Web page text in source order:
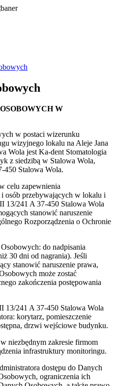
W
w postaci wizerunku
wizyjnego lokalu na Aleje Jana
Wola jest Ka-dent Stomatologia
z siedzibą w Stalowa Wola,
450 Stalowa Wola.
celu zapewnienia
osób przebywających w lokalu i
13/241 A 37-450 Stalowa Wola
stanowić naruszenie
Rozporządzenia o Ochronie
do nadpisania
30 dni od nagrania). Jeśli
stanowić naruszenie prawa,
może zostać
zakończenia postępowania
13/241 A 37-450 Stalowa Wola
korytarz, pomieszczenie
drzwi wejściowe budynku.
niezbędnym zakresie firmom
infrastruktury monitoringu.
dostępu do Danych
ograniczenia ich